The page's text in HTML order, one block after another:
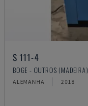
S 111-4
BOGE - OUTROS (MADEIRA)
ALEMANHA 2018